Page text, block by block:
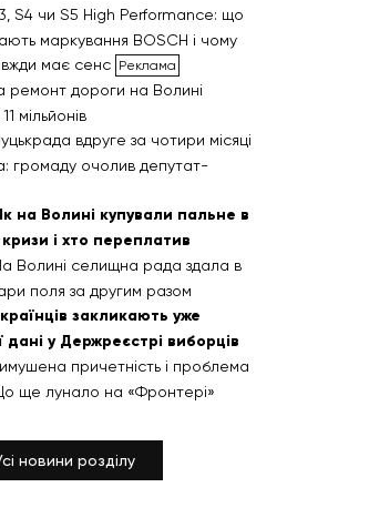
S4 чи S5 High Performance: що
маркування BOSCH і чому
має сенс
ремонт дороги на Волині
мільйонів
вдруге за чотири місяці
громаду очолив депутат-
на Волині купували пальне в
кризи і хто переплатив
Волині селищна рада здала в
поля за другим разом
закликають уже
дані у Держреєстрі виборців
причетність і проблема
ще лунало на «Фронтері»
новини розділу